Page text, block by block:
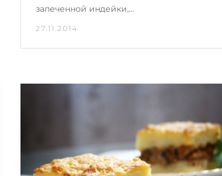
запеченной индейки,…
27.11.2014